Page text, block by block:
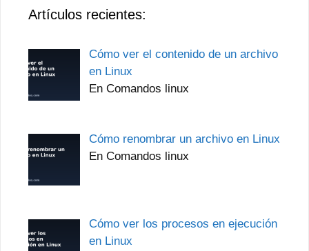
Artículos recientes:
Cómo ver el contenido de un archivo
en Linux
En Comandos linux
Cómo renombrar un archivo en Linux
En Comandos linux
Cómo ver los procesos en ejecución
en Linux